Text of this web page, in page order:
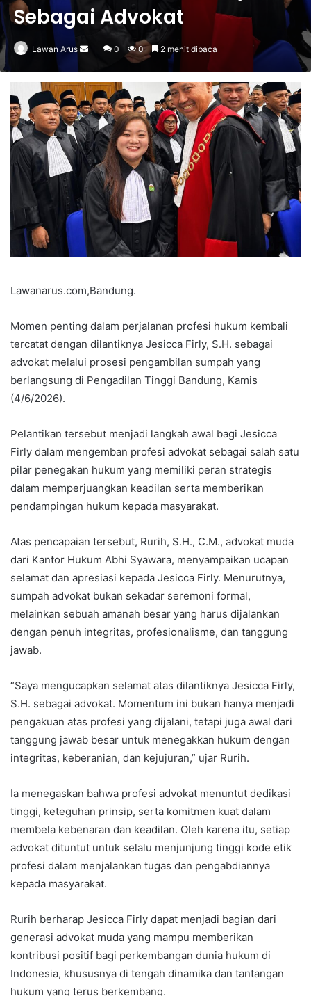
Sebagai Advokat
Lawan Arus
Send
email
0 0 2 menit dibaca
Lawanarus.com,Bandung.
Momen penting dalam perjalanan profesi hukum kembali
tercatat dengan dilantiknya Jesicca Firly, S.H. sebagai
advokat melalui prosesi pengambilan sumpah yang
berlangsung di Pengadilan Tinggi Bandung, Kamis
(4/6/2026).
Pelantikan tersebut menjadi langkah awal bagi Jesicca
Firly dalam mengemban profesi advokat sebagai salah satu
pilar penegakan hukum yang memiliki peran strategis
dalam memperjuangkan keadilan serta memberikan
pendampingan hukum kepada masyarakat.
Atas pencapaian tersebut, Rurih, S.H., C.M., advokat muda
dari Kantor Hukum Abhi Syawara, menyampaikan ucapan
selamat dan apresiasi kepada Jesicca Firly. Menurutnya,
sumpah advokat bukan sekadar seremoni formal,
melainkan sebuah amanah besar yang harus dijalankan
dengan penuh integritas, profesionalisme, dan tanggung
jawab.
“Saya mengucapkan selamat atas dilantiknya Jesicca Firly,
S.H. sebagai advokat. Momentum ini bukan hanya menjadi
pengakuan atas profesi yang dijalani, tetapi juga awal dari
tanggung jawab besar untuk menegakkan hukum dengan
integritas, keberanian, dan kejujuran,” ujar Rurih.
Ia menegaskan bahwa profesi advokat menuntut dedikasi
tinggi, keteguhan prinsip, serta komitmen kuat dalam
membela kebenaran dan keadilan. Oleh karena itu, setiap
advokat dituntut untuk selalu menjunjung tinggi kode etik
profesi dalam menjalankan tugas dan pengabdiannya
kepada masyarakat.
Rurih berharap Jesicca Firly dapat menjadi bagian dari
generasi advokat muda yang mampu memberikan
kontribusi positif bagi perkembangan dunia hukum di
Indonesia, khususnya di tengah dinamika dan tantangan
hukum yang terus berkembang.